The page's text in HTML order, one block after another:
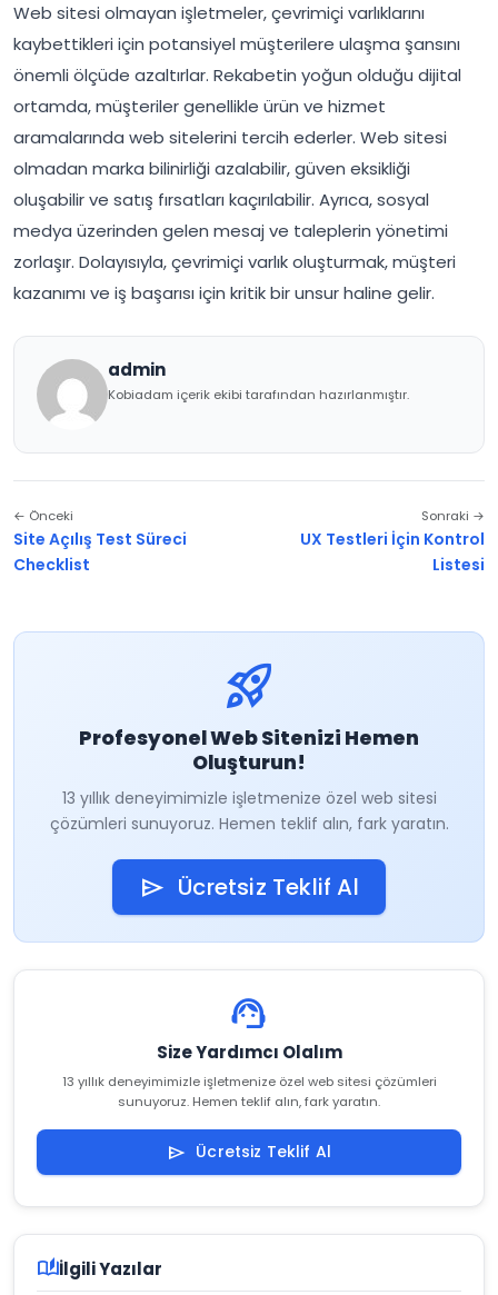
Web sitesi olmayan işletmeler, çevrimiçi varlıklarını
kaybettikleri için potansiyel müşterilere ulaşma şansını
önemli ölçüde azaltırlar. Rekabetin yoğun olduğu dijital
ortamda, müşteriler genellikle ürün ve hizmet
aramalarında web sitelerini tercih ederler. Web sitesi
olmadan marka bilinirliği azalabilir, güven eksikliği
oluşabilir ve satış fırsatları kaçırılabilir. Ayrıca, sosyal
medya üzerinden gelen mesaj ve taleplerin yönetimi
zorlaşır. Dolayısıyla, çevrimiçi varlık oluşturmak, müşteri
kazanımı ve iş başarısı için kritik bir unsur haline gelir.
admin
Kobiadam içerik ekibi tarafından hazırlanmıştır.
← Önceki
Site Açılış Test Süreci
Checklist
Sonraki →
UX Testleri İçin Kontrol
Listesi
rocket_launch
Profesyonel Web Sitenizi Hemen
Oluşturun!
13 yıllık deneyimimizle işletmenize özel web sitesi
çözümleri sunuyoruz. Hemen teklif alın, fark yaratın.
send Ücretsiz Teklif Al
support_agent
Size Yardımcı Olalım
13 yıllık deneyimimizle işletmenize özel web sitesi çözümleri
sunuyoruz. Hemen teklif alın, fark yaratın.
send Ücretsiz Teklif Al
auto_storiesİlgili Yazılar